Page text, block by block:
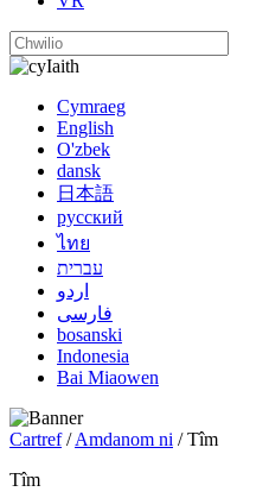
Iaith
Cymraeg
English
O'zbek
dansk
日本語
русский
ไทย
עברית
اردو
فارسی
bosanski
Indonesia
Bai Miaowen
Cartref/Amdanom ni / Tîm
Tîm